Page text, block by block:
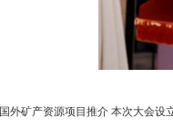
国外矿产资源项目推介 本次大会